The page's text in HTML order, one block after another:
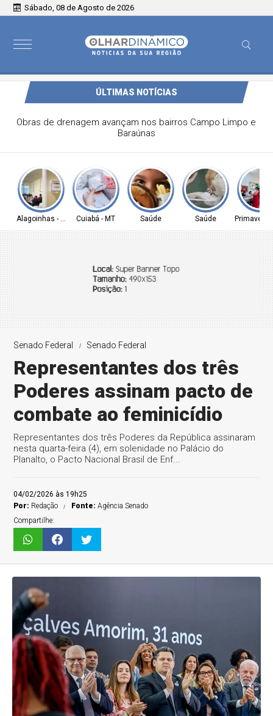
Sábado, 08 de Agosto de 2026
ÚLTIMAS NOTÍCIAS
Obras de drenagem avançam nos bairros Campo Limpo e
Baraúnas
Alagoinhas - BA Cuiabá - MT Saúde Saúde Primavera
Senado Federal Senado Federal
Representantes dos três
Poderes assinam pacto de
combate ao feminicídio
Representantes dos três Poderes da República assinaram
nesta quarta-feira (4), em solenidade no Palácio do
Planalto, o Pacto Nacional Brasil de Enf...
04/02/2026 às 19h25
Por: Redação Fonte:Agência Senado
Compartilhe: